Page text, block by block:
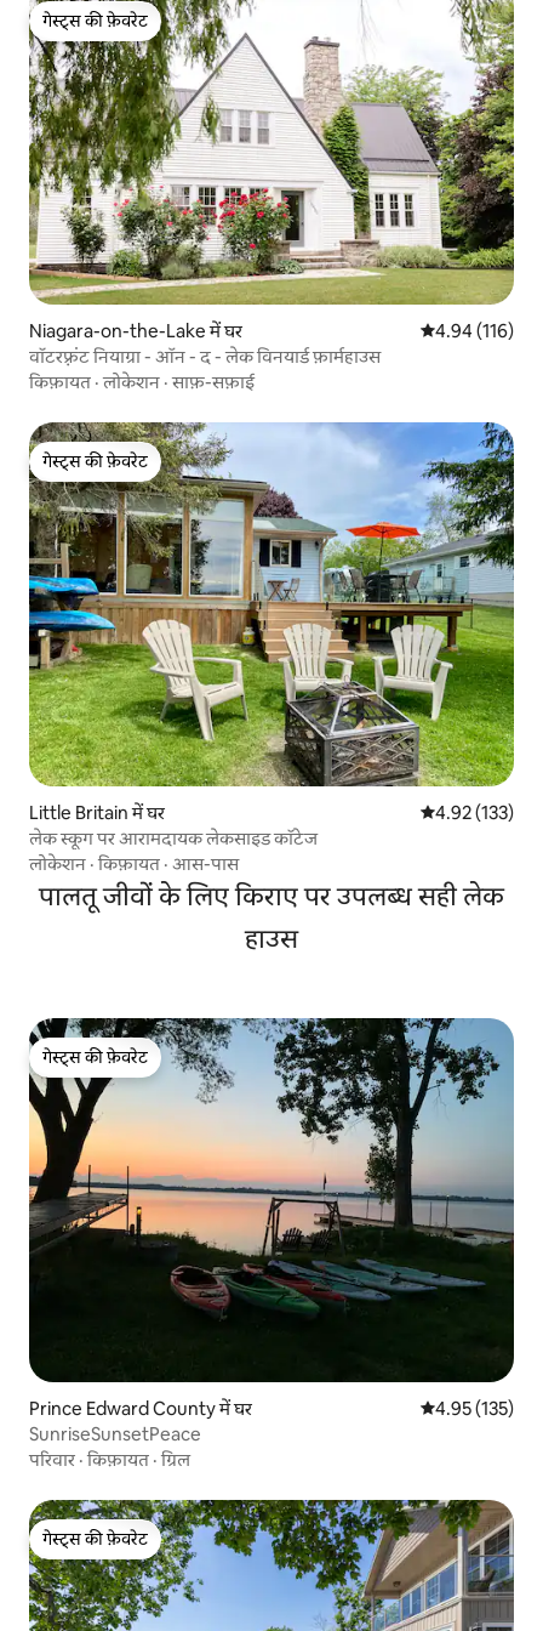
गेस्ट्स की फ़ेवरेट
गेस्ट्स की फ़ेवरेट
Niagara-on-the-Lake में घर औसत रेटिंग 5 में से
4.94 (116)
वॉटरफ़्रंट नियाग्रा - ऑन - द - लेक विनयार्ड फ़ार्महाउस
किफ़ायत ·लोकेशन ·साफ़-सफ़ाई
गेस्ट्स की फ़ेवरेट
गेस्ट्स की फ़ेवरेट
Little Britain में घर औसत रेटिंग 5 में से
4.92 (133)
लेक स्कूग पर आरामदायक लेकसाइड कॉटेज
लोकेशन ·किफ़ायत · आस-पास
पालतू जीवों के लिए किराए पर उपलब्ध सही लेक
हाउस
गेस्ट्स की फ़ेवरेट
गेस्ट्स की फ़ेवरेट
Prince Edward County में घर औसत रेटिंग 5 में से
4.95 (135)
SunriseSunsetPeace
परिवार ·किफ़ायत ·ग्रिल
गेस्ट्स की फ़ेवरेट
गेस्ट्स की फ़ेवरेट